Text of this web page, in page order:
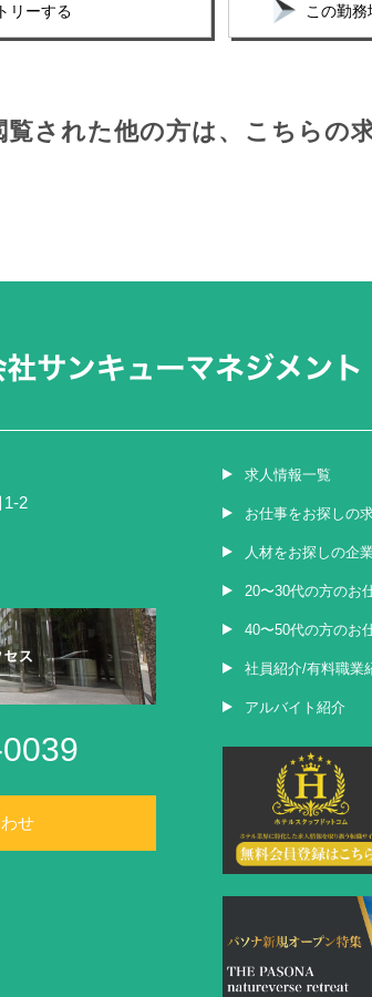
リーする この勤
された他の方は、 こちらの
1-2
せ
求人情報一覧
お仕事をお探しの
人材をお探しの企
20〜30代の方のお
40〜50代の方のお
社員紹介/有料職業
アルバイト紹介